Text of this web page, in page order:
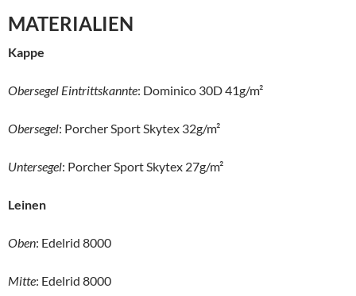
MATERIALIEN
Kappe
Obersegel Eintrittskannte: Dominico 30D 41g/m²
Obersegel: Porcher Sport Skytex 32g/m²
Untersegel: Porcher Sport Skytex 27g/m²
Leinen
Oben: Edelrid 8000
Mitte: Edelrid 8000